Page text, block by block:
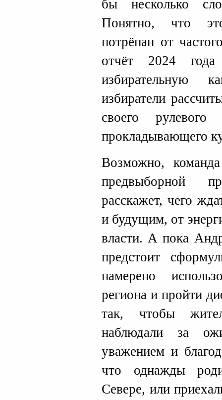
бы несколько
Понятно, что
потрёпан от
отчёт 2024 года
избирательную
избиратели
своего
прокладывающего
Возможно,
предвыборной
расскажет, чего
и будущим, от
власти. А пока
предстоит
намерено
региона и пройти
так, чтобы
наблюдали за
уважением и
что однажды
Севере, или